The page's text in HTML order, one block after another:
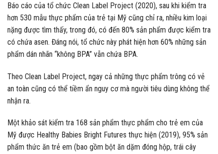
Báo cáo của tổ chức Clean Label Project (2020), sau khi kiểm tra
hơn 530 mẫu thực phẩm của trẻ tại Mỹ cũng chỉ ra, nhiều kim loại
nặng được tìm thấy, trong đó, có đến 80% sản phẩm được kiểm tra
có chứa asen. Đáng nói, tổ chức này phát hiện hơn 60% những sản
phẩm dán nhãn “không BPA” vẫn chứa BPA.
Theo Clean Label Project, ngay cả những thực phẩm trông có vẻ
an toàn cũng có thể tiềm ẩn nguy cơ mà người tiêu dùng không thể
nhận ra.
Một khảo sát kiểm tra 168 sản phẩm thực phẩm cho trẻ em của
Mỹ được Healthy Babies Bright Futures thực hiện (2019), 95% sản
phẩm thức ăn trẻ em (bao gồm bột ăn dặm đóng hộp, trái cây